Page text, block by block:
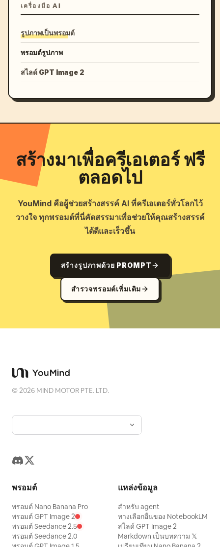
เครื่องมือ AI
รูปภาพเป็นพรอมต์
พรอมต์รูปภาพ
สไลด์ GPT Image 2
สร้างมาเพื่อครีเอเตอร์ ฟรี
ตลอดไป
YouMind คือผู้ช่วยสร้างสรรค์ AI ที่ครีเอเตอร์ทั่วโลกไว้
วางใจ ทุกพรอมต์ที่นี่คัดสรรมาเพื่อช่วยให้คุณสร้างสรรค์
ได้ดีและเร็วขึ้น
สร้างรูปภาพด้วย PROMPT
สำรวจพรอมต์เพิ่มเติม
©2026 MIND MOTOR PTE. LTD.
พรอมต์
พรอมต์ Nano Banana Pro
พรอมต์ GPT Image 2
พรอมต์ Seedance 2.5
พรอมต์ Seedance 2.0
แหล่งข้อมูล
สำหรับ agent
ทางเลือกอื่นของ NotebookLM
สไลด์ GPT Image 2
Markdown เป็นบทความ 𝕏